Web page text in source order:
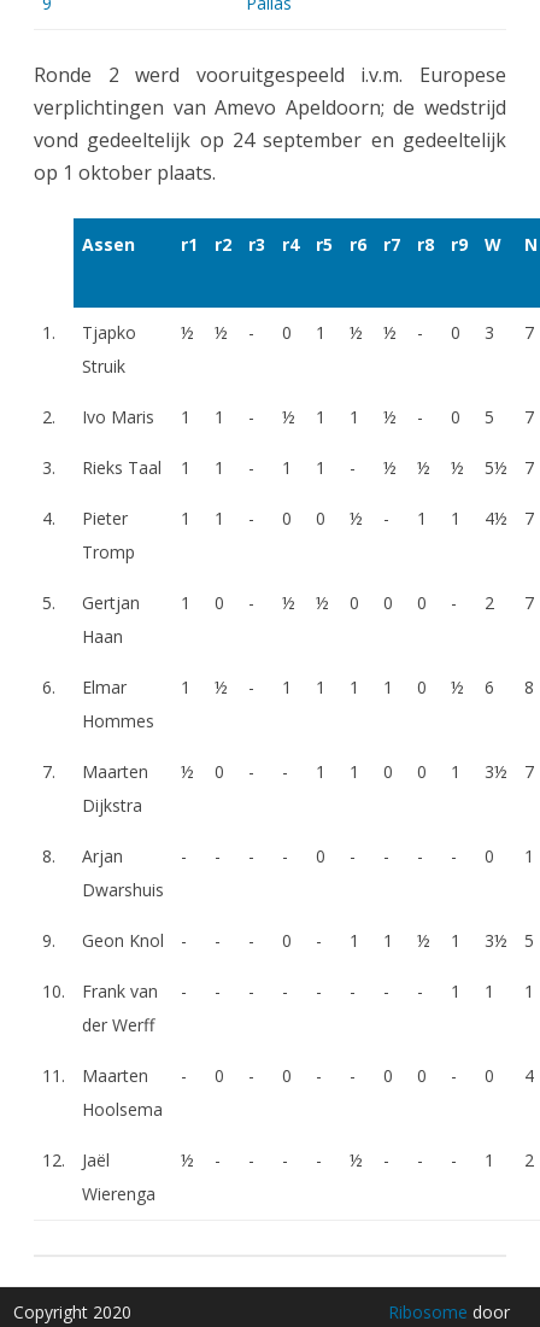
Ronde 2 werd vooruitgespeeld i.v.m. Europese
verplichtingen van Amevo Apeldoorn; de wedstrijd
vond gedeeltelijk op 24 september en gedeeltelijk
op 1 oktober plaats.
Assen r1 r2 r3 r4 r5 r6 r7 r8 r9 W N
1.
Tjapko
Struik
½ ½ - 0 1 ½ ½ - 0 3 7
2. Ivo Maris 1 1 - ½ 1 1 ½ - 0 5 7
3. Rieks Taal 1 1 - 1 1 - ½ ½ ½ 5½ 7
4.
Pieter
Tromp
1 1 - 0 0 ½ - 1 1 4½ 7
5.
Gertjan
Haan
1 0 - ½ ½ 0 0 0 - 2 7
6.
Elmar
Hommes
1 ½ - 1 1 1 1 0 ½ 6 8
7.
Maarten
Dijkstra
½ 0 - - 1 1 0 0 1 3½ 7
8.
Arjan
Dwarshuis
- - - - 0 - - - - 0 1
9. Geon Knol - - - 0 - 1 1 ½ 1 3½ 5
10.
Frank van
der Werff
- - - - - - - - 1 1 1
11.
Maarten
Hoolsema
- 0 - 0 - - 0 0 - 0 4
12.
Jaël
Wierenga
½ - - - - ½ - - - 1 2
Copyright 2020 Ribosome door